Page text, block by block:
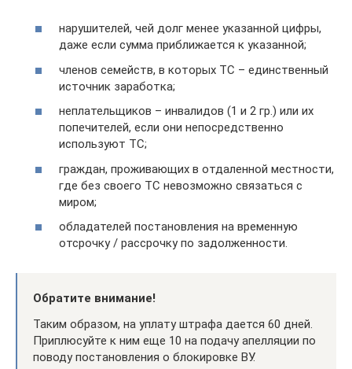
нарушителей, чей долг менее указанной цифры,
даже если сумма приближается к указанной;
членов семейств, в которых ТС – единственный
источник заработка;
неплательщиков – инвалидов (1 и 2 гр.) или их
попечителей, если они непосредственно
используют ТС;
граждан, проживающих в отдаленной местности,
где без своего ТС невозможно связаться с
миром;
обладателей постановления на временную
отсрочку / рассрочку по задолженности.
Обратите внимание!
Таким образом, на уплату штрафа дается 60 дней.
Приплюсуйте к ним еще 10 на подачу апелляции по
поводу постановления о блокировке ВУ.